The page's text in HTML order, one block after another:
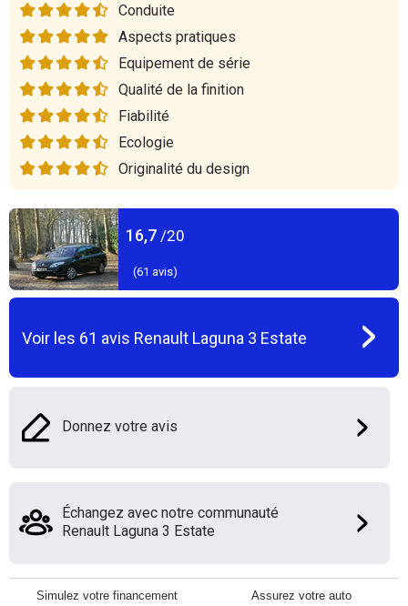
Conduite
Aspects pratiques
Equipement de série
Qualité de la finition
Fiabilité
Ecologie
Originalité du design
16,7 /20
(61 avis)
Voir les 61 avis Renault Laguna 3 Estate
Donnez votre avis
Échangez avec notre communauté
Renault Laguna 3 Estate
Simulez votre financement Assurez votre auto